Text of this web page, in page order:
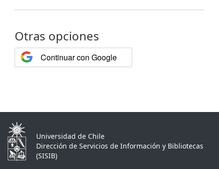
Otras opciones
Continuar con Google
Universidad de Chile
Dirección de Servicios de Información y Bibliotecas
(SISIB)